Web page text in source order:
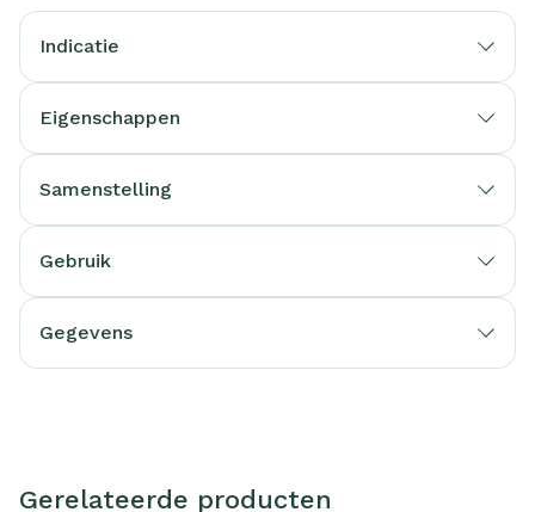
Indicatie
Eigenschappen
Samenstelling
Gebruik
Gegevens
Gerelateerde producten